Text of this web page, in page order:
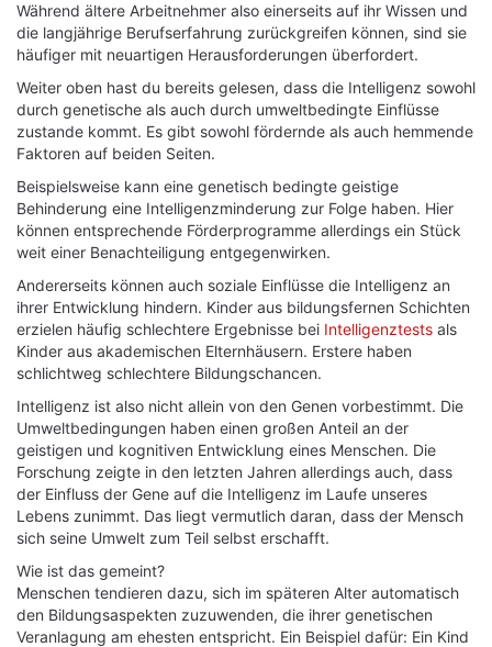
Während ältere Arbeitnehmer also einerseits auf ihr Wissen und
die langjährige Berufserfahrung zurückgreifen können, sind sie
häufiger mit neuartigen Herausforderungen überfordert.
Weiter oben hast du bereits gelesen, dass die Intelligenz sowohl
durch genetische als auch durch umweltbedingte Einflüsse
zustande kommt. Es gibt sowohl fördernde als auch hemmende
Faktoren auf beiden Seiten.
Beispielsweise kann eine genetisch bedingte geistige
Behinderung eine Intelligenzminderung zur Folge haben. Hier
können entsprechende Förderprogramme allerdings ein Stück
weit einer Benachteiligung entgegenwirken.
Andererseits können auch soziale Einflüsse die Intelligenz an
ihrer Entwicklung hindern. Kinder aus bildungsfernen Schichten
erzielen häufig schlechtere Ergebnisse bei Intelligenztests als
Kinder aus akademischen Elternhäusern. Erstere haben
schlichtweg schlechtere Bildungschancen.
Intelligenz ist also nicht allein von den Genen vorbestimmt. Die
Umweltbedingungen haben einen großen Anteil an der
geistigen und kognitiven Entwicklung eines Menschen. Die
Forschung zeigte in den letzten Jahren allerdings auch, dass
der Einfluss der Gene auf die Intelligenz im Laufe unseres
Lebens zunimmt. Das liegt vermutlich daran, dass der Mensch
sich seine Umwelt zum Teil selbst erschafft.
Wie ist das gemeint?
Menschen tendieren dazu, sich im späteren Alter automatisch
den Bildungsaspekten zuzuwenden, die ihrer genetischen
Veranlagung am ehesten entspricht. Ein Beispiel dafür: Ein Kind